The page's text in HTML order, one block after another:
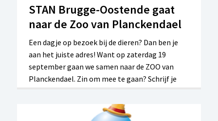
STAN Brugge-Oostende gaat
naar de Zoo van Planckendael
Een dagje op bezoek bij de dieren? Dan ben je
aan het juiste adres! Want op zaterdag 19
september gaan we samen naar de ZOO van
Planckendael. Zin om mee te gaan? Schrijf je